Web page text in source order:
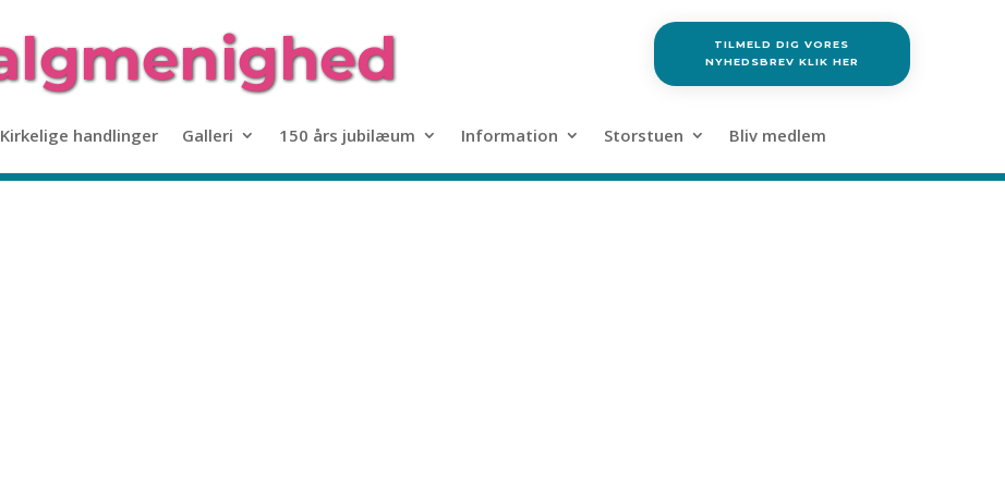
TILMELD DIG VORES
NYHEDSBREV KLIK HER
Kirkelige handlinger Galleri 150 års jubilæum Information Storstuen Bliv medlem